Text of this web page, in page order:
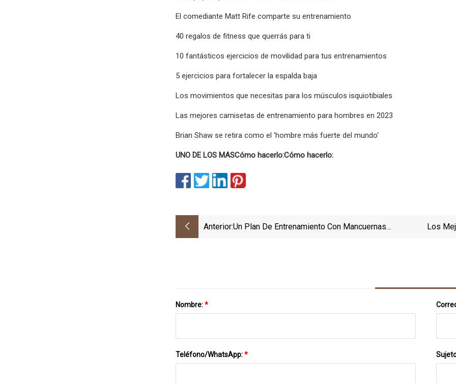
El comediante Matt Rife comparte su entrenamiento
40 regalos de fitness que querrás para ti
10 fantásticos ejercicios de movilidad para tus entrenamientos
5 ejercicios para fortalecer la espalda baja
Los movimientos que necesitas para los músculos isquiotibiales
Las mejores camisetas de entrenamiento para hombres en 2023
Brian Shaw se retira como el 'hombre más fuerte del mundo'
UNO DE LOS MASCómo hacerlo:Cómo hacerlo:
Anterior:Un Plan De Entrenamiento Con Mancuernas
Los
Nombre:*
Teléfono/WhatsApp:*